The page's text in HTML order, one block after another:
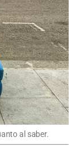
al saber.